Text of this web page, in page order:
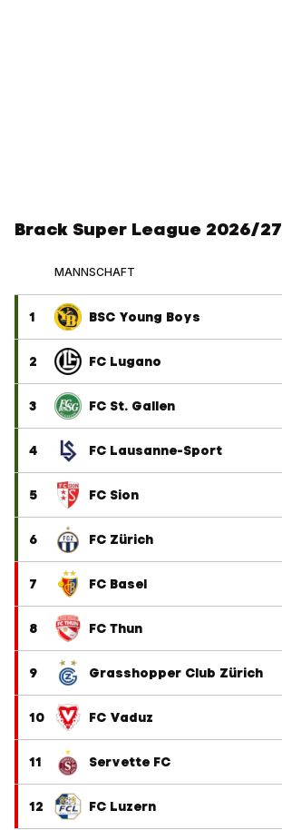
Brack Super League 2026/27
MANNSCHAFT
1 BSC Young Boys
2 FC Lugano
3 FC St. Gallen
4 FC Lausanne-Sport
5 FC Sion
6 FC Zürich
7 FC Basel
8 FC Thun
9 Grasshopper Club Zürich
10 FC Vaduz
11 Servette FC
12 FC Luzern